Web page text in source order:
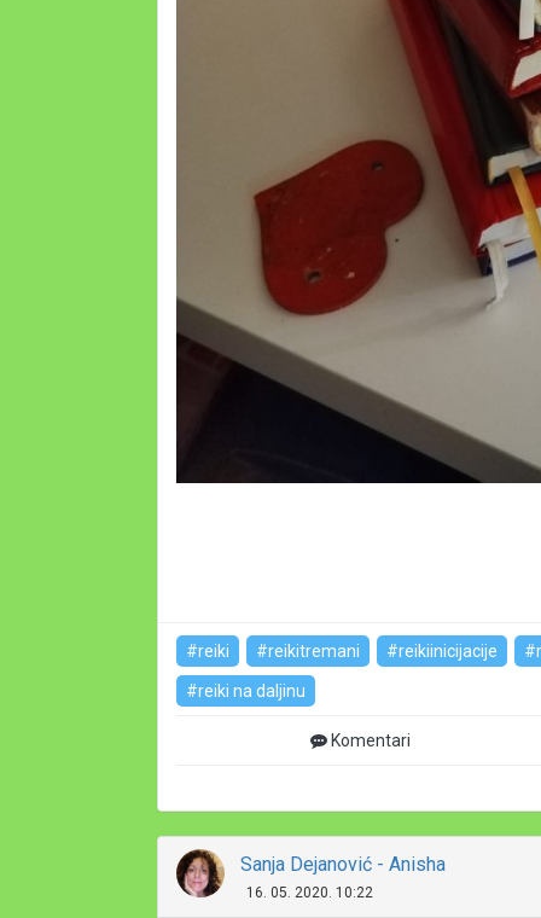
#reiki #reikitremani #reikiinicijacije
#reiki na daljinu
Komentari
Sanja Dejanović - Anisha
16. 05. 2020. 10:22